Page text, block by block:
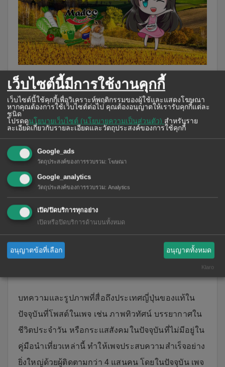
การตลาดที่จะทำให้เข้าถึงไลฟ์สไตล์ใหม่ ๆ หรือเทรนด์
ที่เปลี่ยนแปลงไปมานั้น ไม่เพียงแต่บอกเล่าเรื่องราว
เพียงอย่างเดียว แต่ยังต้องสร้างการรับรู้ถึงแบรนด์และ
ผลิตภัณฑ์ด้วย และในขณะเดียวกันก็ต้องเพิ่มโอกาสใน
การขายเพื่อตอบสนองความต้องการของผู้บริโภคเช่น
คนไทยที่ใช้ Facebook เนื่องจากในปัจจุบันนี้นักท่อง
เที่ยวชาวไทยที่มาเยือนประเทศญี่ปุ่นจำนวนมากได้รับ
ข้อมูลผ่านทางโซเชียลมีเดีย เพจ Facebook “Madoo
บทความและรูปภาพที่สื่อถึงประเทศญี่ปุ่นของแท้ใน
ปัจจุบันที่โพสต์ในเพจ เช่น ภาพทิวทัศน์ บรรยากาศใน
ชีวิตประจำวัน หรือกระแสสังคมในปัจจุบันที่ไม่มีอยู่ใน
คู่มือนำเที่ยวเหล่านี้ ทำให้เพจประสบความสำเร็จอย่าง
ยิ่งใหญ่ด้วยผู้ติดตามกว่า 4 แสนคน โดยในปัจจุบัน เพจ
เว็บไซต์นี้มีการใช้งานคุกกี้
เว็บไซต์นี้ใช้คุกกี้เพื่อวิเคราะห์พฤติกรรมของผู้ใช้และแสดงโฆษณา
หากคุณต้องการใช้เว็บไซต์ต่อไป คุณต้องอนุญาตให้เรารับคุกกี้แต่ละ
ชนิด
โปรดดูนโยบายเว็บไซต์ (นโยบายความเป็นส่วนตัว) สำหรับราย
ละเอียดเกี่ยวกับรายละเอียดและวัตถุประสงค์ของการใช้คุกกี้
Google_ads
วัตถุประสงค์ของการรวบรวม: โฆษณา
Google_analytics
วัตถุประสงค์ของการรวบรวม: Analytics
เปิด/ปิดบริการทุกอย่าง
เปิดหรือปิดบริการด้านบนทั้งหมด
อนุญาตข้อที่เลือก อนุญาตทั้งหมด
Klaro